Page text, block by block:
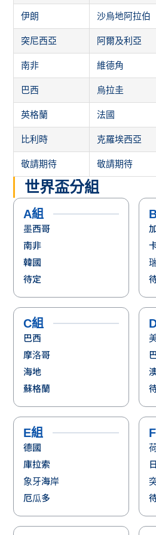
伊朗 沙烏地阿拉伯
突尼西亞 阿爾及利亞
南非 維德角
巴西 烏拉圭
英格蘭 法國
比利時 克羅埃西亞
敬請期待 敬請期待
世界盃分組
A組
墨西哥
南非
韓國
待定
C組
巴西
摩洛哥
海地
蘇格蘭
E組
德國
庫拉索
象牙海岸
厄瓜多